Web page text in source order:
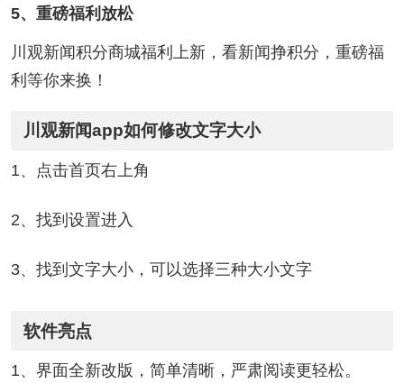
5、重磅福利放松
川观新闻积分商城福利上新，看新闻挣积分，重磅福
利等你来换！
川观新闻app如何修改文字大小
1、点击首页右上角
2、找到设置进入
3、找到文字大小，可以选择三种大小文字
软件亮点
1、界面全新改版，简单清晰，严肃阅读更轻松。